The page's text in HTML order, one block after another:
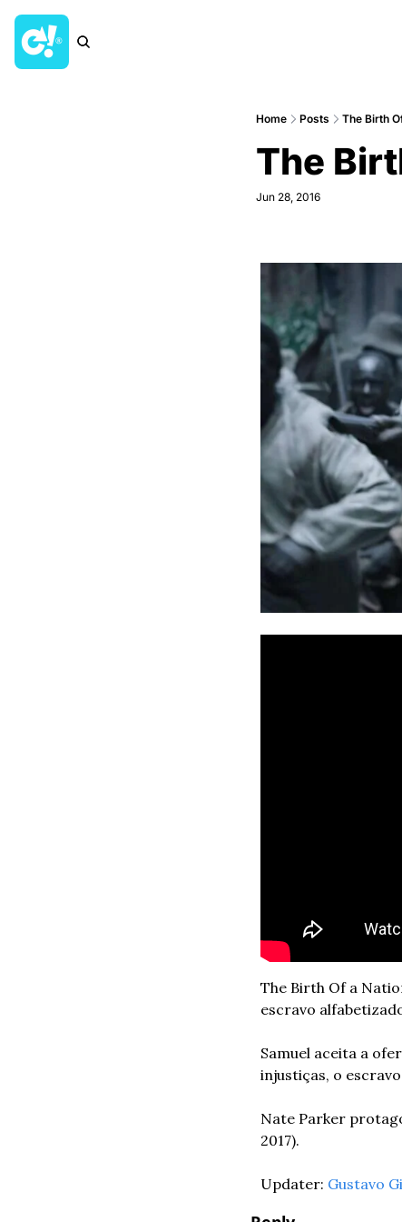
Home Posts The Birth
The
Jun 28, 2016
The Birth Of a
escravo
Samuel aceita a
injustiças, o
Nate Parker
2017).
Updater: Gustavo